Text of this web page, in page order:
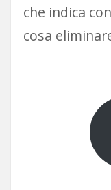
che indica
cosa